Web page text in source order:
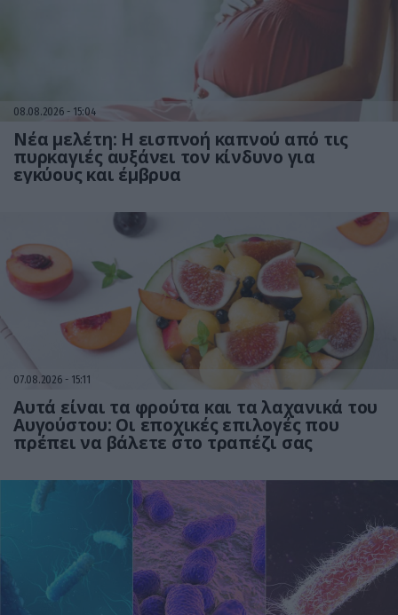
08.08.2026 15:04
Νέα μελέτη: Η εισπνοή καπνού από τις
πυρκαγιές αυξάνει τον κίνδυνο για
εγκύους και έμβρυα
07.08.2026 15:11
Αυτά είναι τα φρούτα και τα λαχανικά του
Αυγούστου: Οι εποχικές επιλογές που
πρέπει να βάλετε στο τραπέζι σας